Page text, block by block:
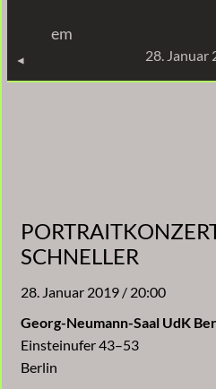
springen
em
28. Januar
SCHNELLER
28. Januar 2019 / 20:00
Georg-Neumann-Saal UdK
Einsteinufer 43–53
Berlin